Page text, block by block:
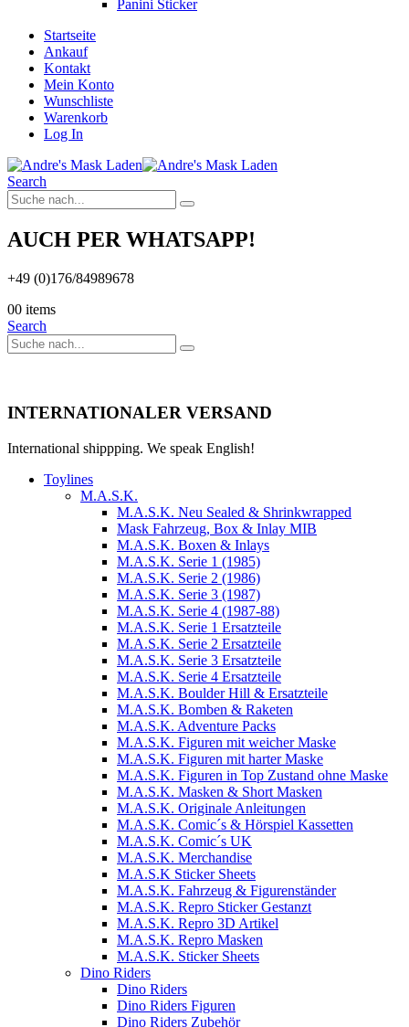
Panini Sticker
Startseite
Ankauf
Kontakt
Mein Konto
Wunschliste
Warenkorb
Log In
Search
AUCH PER WHATSAPP!
+49 (0)176/84989678
00 items
Search
INTERNATIONALER VERSAND
International shippping. We speak English!
Toylines
M.A.S.K.
M.A.S.K. Neu Sealed & Shrinkwrapped
Mask Fahrzeug, Box & Inlay MIB
M.A.S.K. Boxen & Inlays
M.A.S.K. Serie 1 (1985)
M.A.S.K. Serie 2 (1986)
M.A.S.K. Serie 3 (1987)
M.A.S.K. Serie 4 (1987-88)
M.A.S.K. Serie 1 Ersatzteile
M.A.S.K. Serie 2 Ersatzteile
M.A.S.K. Serie 3 Ersatzteile
M.A.S.K. Serie 4 Ersatzteile
M.A.S.K. Boulder Hill & Ersatzteile
M.A.S.K. Bomben & Raketen
M.A.S.K. Adventure Packs
M.A.S.K. Figuren mit weicher Maske
M.A.S.K. Figuren mit harter Maske
M.A.S.K. Figuren in Top Zustand ohne Maske
M.A.S.K. Masken & Short Masken
M.A.S.K. Originale Anleitungen
M.A.S.K. Comic´s & Hörspiel Kassetten
M.A.S.K. Comic´s UK
M.A.S.K. Merchandise
M.A.S.K Sticker Sheets
M.A.S.K. Fahrzeug & Figurenständer
M.A.S.K. Repro Sticker Gestanzt
M.A.S.K. Repro 3D Artikel
M.A.S.K. Repro Masken
M.A.S.K. Sticker Sheets
Dino Riders
Dino Riders
Dino Riders Figuren
Dino Riders Zubehör